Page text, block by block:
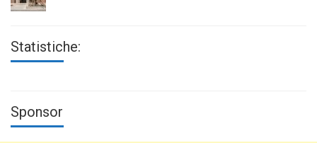
Statistiche:
Sponsor